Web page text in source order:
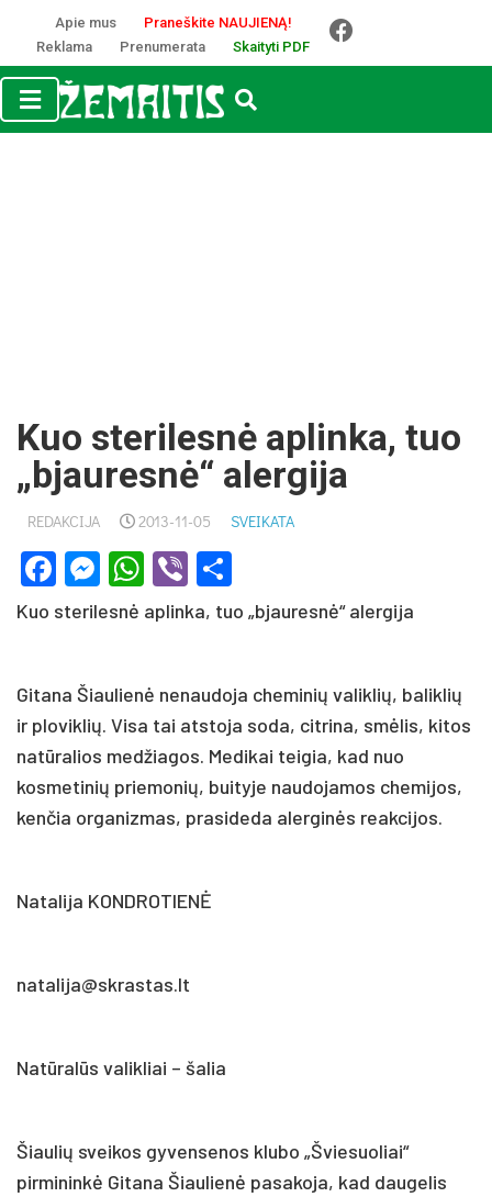
Apie mus
Praneškite NAUJIENĄ!
Reklama
Prenumerata Skaityti PDF
Kuo sterilesnė aplinka, tuo
„bjauresnė“ alergija
REDAKCIJA 2013-11-05 SVEIKATA
Facebook
Messenger
WhatsApp
Viber
Kuo sterilesnė aplinka, tuo „bjauresnė“ alergija
Gitana Šiaulienė nenaudoja cheminių valiklių, baliklių
ir ploviklių. Visa tai atstoja soda, citrina, smėlis, kitos
natūralios medžiagos. Medikai teigia, kad nuo
kosmetinių priemonių, buityje naudojamos chemijos,
kenčia organizmas, prasideda alerginės reakcijos.
Natalija KONDROTIENĖ
natalija@skrastas.lt
Natūralūs valikliai – šalia
Šiaulių sveikos gyvensenos klubo „Šviesuoliai“
pirmininkė Gitana Šiaulienė pasakoja, kad daugelis